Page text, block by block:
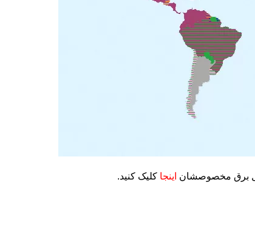
برق مخصوصشان اینجا کلیک کنید.